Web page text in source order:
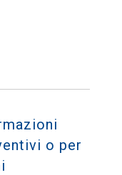
o per